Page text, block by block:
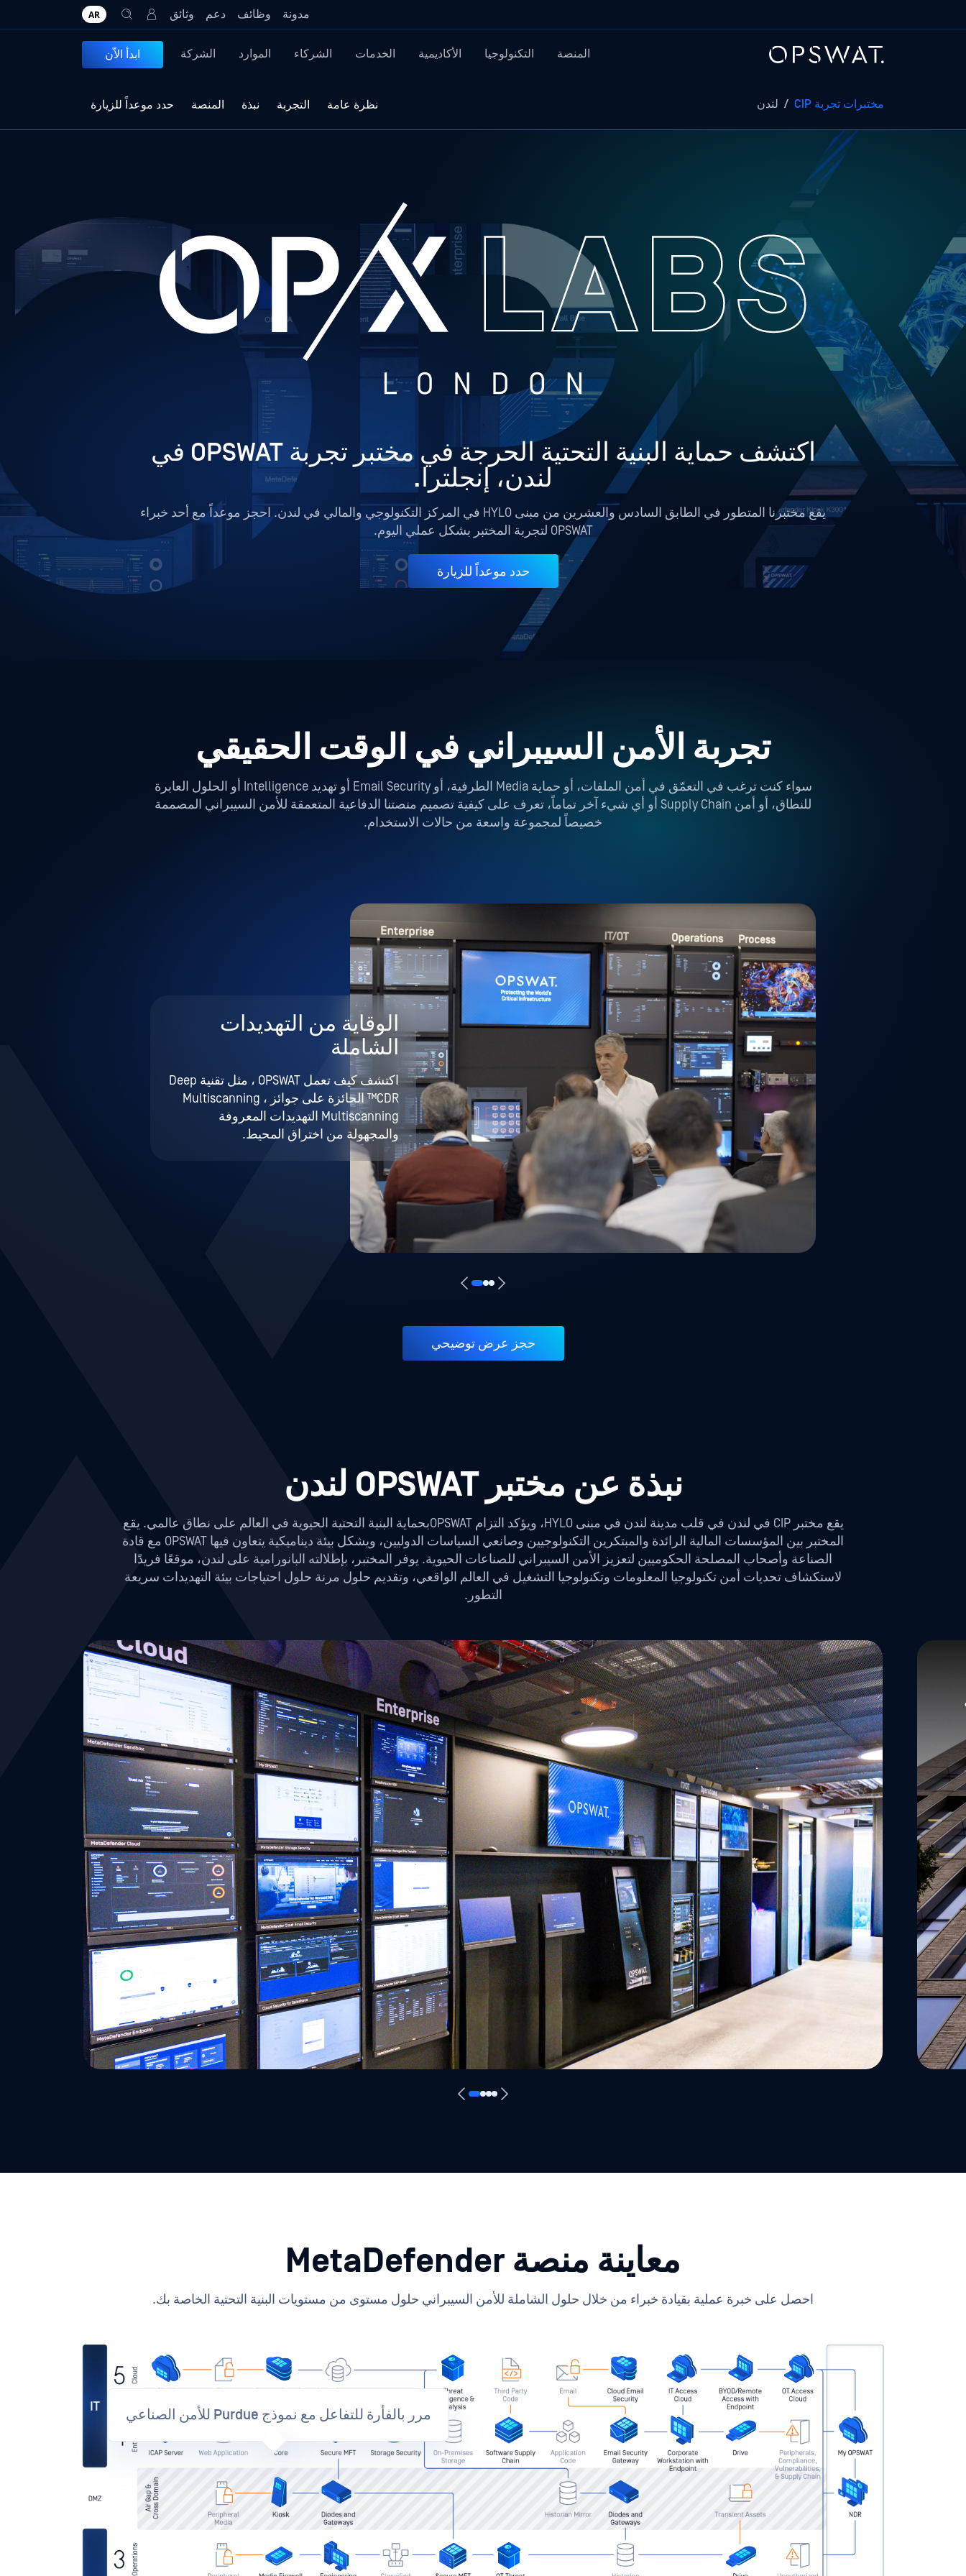
مدونة وظائف دعم وثائق AR
المنصة التكنولوجيا الأكاديمية الخدمات الشركاء الموارد الشركة ابدأ الاّن
مختبرات تجربة CIP / لندن نظرة عامة التجربة نبذة المنصة حدد موعداً للزيارة
اكتشف حماية البنية التحتية الحرجة في مختبر تجربة OPSWAT في
لندن، إنجلترا.
يقع مختبرنا المتطور في الطابق السادس والعشرين من مبنى HYLO في المركز التكنولوجي والمالي في لندن. احجز موعداً مع أحد خبراء
OPSWAT لتجربة المختبر بشكل عملي اليوم.
حدد موعداً للزيارة
تجربة الأمن السيبراني في الوقت الحقيقي
سواء كنت ترغب في التعمّق في أمن الملفات، أو حماية Media الطرفية، أو Email Security أو تهديد Intelligence أو الحلول العابرة
للنطاق، أو أمن Supply Chain أو أي شيء آخر تماماً، تعرف على كيفية تصميم منصتنا الدفاعية المتعمقة للأمن السيبراني المصممة
خصيصاً لمجموعة واسعة من حالات الاستخدام.
الوقاية من التهديدات
الشاملة
اكتشف كيف تعمل OPSWAT ، مثل تقنية Deep
CDR™ الحائزة على جوائز Multiscanning ،
Multiscanning التهديدات المعروفة
والمجهولة من اختراق المحيط.
حجز عرض توضيحي
نبذة عن مختبر OPSWAT لندن
يقع مختبر CIP في لندن في قلب مدينة لندن في مبنى HYLO، ويؤكد التزام OPSWATبحماية البنية التحتية الحيوية في العالم على نطاق عالمي. يقع
المختبر بين المؤسسات المالية الرائدة والمبتكرين التكنولوجيين وصانعي السياسات الدوليين، ويشكل بيئة ديناميكية يتعاون فيها OPSWAT مع قادة
الصناعة وأصحاب المصلحة الحكوميين لتعزيز الأمن السيبراني للصناعات الحيوية. يوفر المختبر، بإطلالته البانورامية على لندن، موقعًا فريدًا
لاستكشاف تحديات أمن تكنولوجيا المعلومات وتكنولوجيا التشغيل في العالم الواقعي، وتقديم حلول مرنة حلول احتياجات بيئة التهديدات سريعة
التطور.
معاينة منصة MetaDefender
احصل على خبرة عملية بقيادة خبراء من خلال حلول الشاملة للأمن السيبراني حلول مستوى من مستويات البنية التحتية الخاصة بك.
مرر بالفأرة للتفاعل مع نموذج Purdue للأمن الصناعي